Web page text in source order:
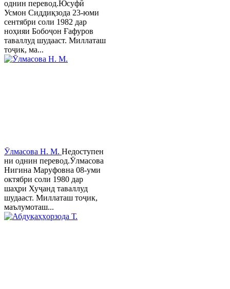
однин перевод.Юсуфӣ
Усмон Сиддиқзода 23-юми
сентябри соли 1982 дар
ноҳияи Бобоҷон Ғафуров
таваллуд шудааст. Миллаташ
тоҷик, ма...
Ӯлмасова Н. М. Недоступен
ни однин перевод.Ӯлмасова
Нигина Маруфовна 08-уми
октябри соли 1980 дар
шаҳри Хуҷанд таваллуд
шудааст. Миллаташ тоҷик,
маълумоташ...